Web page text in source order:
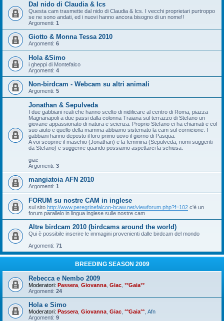
Dal nido di Claudia & Ics
Questa cam trasmette dal nido di Claudia & Ics. I vecchi proprietari purtroppo
se ne sono andati, ed i nuovi hanno ancora bisogno di un nome!!
Argomenti: 1
Giotto & Monna Tessa 2010
Argomenti: 6
Hola &Simo
i gheppi di Montefalco
Argomenti: 4
Non-birdcam - Webcam su altri animali
Argomenti: 5
Jonathan & Sepulveda
I due gabbiani reali che hanno scelto di nidificare al centro di Roma, piazza
Magnanapoli a due passi dalla colonna Traiana sul terrazzo di Stefano un
giovane appassionato di natura e scienza. Proprio Stefano ci ha chiamati e col
suo aiuto e quello della mamma abbiamo sistemato la cam sul cornicione. I
gabbiani hanno deposto il loro primo uovo il giorno di Pasqua.
A voi scoprire il maschio (Jonathan) e la femmina (Sepulveda, nomi suggeriti
da Stefano) e suggerire quando possiamo aspettarci la schiusa.
giac
Argomenti: 3
mangiatoia AFN 2010
Argomenti: 1
FORUM su nostre CAM in inglese
sul sito http://www.peregrinefalcon-bcaw.net/viewforum.php?f=102 c'è un
forum parallelo in lingua inglese sulle nostre cam
Altre birdcam 2010 (birdcams around the world)
Qui è possibile inserire le immagini provenienti dalle birdcam del mondo
Argomenti: 71
BREEDING SEASON 2009
Rebecca e Nembo 2009
Moderatori: Passera Giovanna Giac °°Gaia°°
Argomenti: 24
Hola e Simo
Moderatori: Passera Giovanna Giac °°Gaia°° Afn
Argomenti: 9